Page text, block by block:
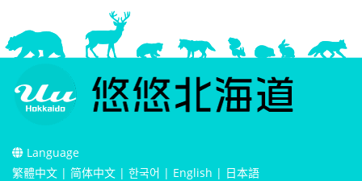
Language
繁體中文 | 简体中文 | 한국어 | English | 日本語